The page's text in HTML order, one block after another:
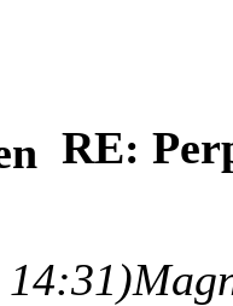
RE:
14:31)